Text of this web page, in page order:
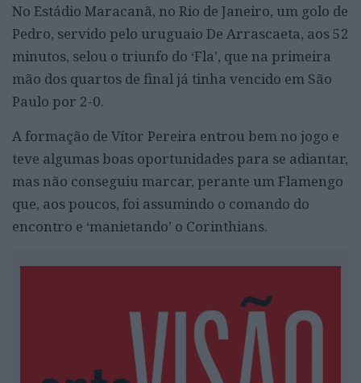
No Estádio Maracanã, no Rio de Janeiro, um golo de
Pedro, servido pelo uruguaio De Arrascaeta, aos 52
minutos, selou o triunfo do ‘Fla’, que na primeira
mão dos quartos de final já tinha vencido em São
Paulo por 2-0.
A formação de Vítor Pereira entrou bem no jogo e
teve algumas boas oportunidades para se adiantar,
mas não conseguiu marcar, perante um Flamengo
que, aos poucos, foi assumindo o comando do
encontro e ‘manietando’ o Corinthians.